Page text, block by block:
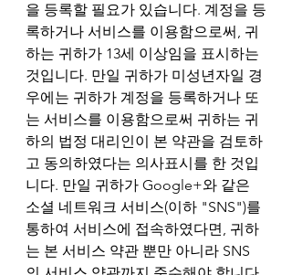
을 등록할 필요가 있습니다. 계정을 등
록하거나 서비스를 이용함으로써, 귀
하는 귀하가 13세 이상임을 표시하는
것입니다. 만일 귀하가 미성년자일 경
우에는 귀하가 계정을 등록하거나 또
는 서비스를 이용함으로써 귀하는 귀
하의 법정 대리인이 본 약관을 검토하
고 동의하였다는 의사표시를 한 것입
니다. 만일 귀하가 Google+와 같은
소셜 네트워크 서비스(이하 "SNS")를
통하여 서비스에 접속하였다면, 귀하
는 본 서비스 약관 뿐만 아니라 SNS